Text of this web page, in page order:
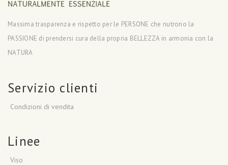
Massima trasparenza e rispetto per le PERSONE che nutrono la
PASSIONE di prendersi cura della propria BELLEZZA in armonia con la
NATURA
Servizio clienti
Condizioni di vendita
Linee
Viso